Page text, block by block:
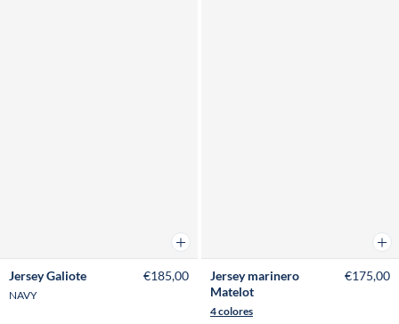
Añadir a la cesta
Jersey Galiote
NAVY
€185,00
Jersey marinero
Matelot
4 colores
€175,00